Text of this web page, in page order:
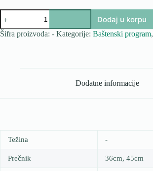
Saksija
Mediteran
količina
Dodaj u korpu
Šifra proizvoda: - Kategorije: Baštenski program,
Dodatne informacije
Težina -
Prečnik 36cm, 45cm